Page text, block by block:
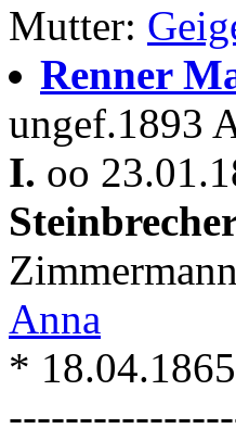
Mutter:
Renner
ungef.1893
I. oo
Anna
*